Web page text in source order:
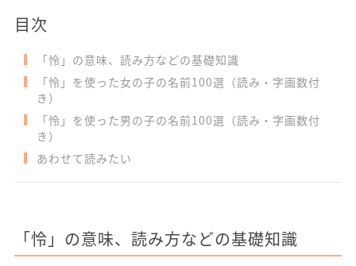
目次
「怜」の意味、読み方などの基礎知識
「怜」を使った女の子の名前100選（読み・字画数付
き）
「怜」を使った男の子の名前100選（読み・字画数付
き）
あわせて読みたい
「怜」の意味、読み方などの基礎知識